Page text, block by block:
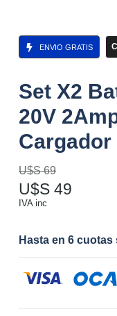
ENVIO GRATIS
Set X2
20V
Cargador
U$S69
U$S 49
IVA inc
Hasta en 6